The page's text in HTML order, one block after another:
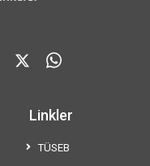
Linkler
TÜSEB